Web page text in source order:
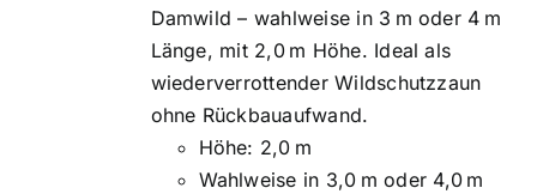
Damwild – wahlweise in 3 m oder 4 m
Länge, mit 2,0 m Höhe. Ideal als
wiederverrottender Wildschutzzaun
ohne Rückbauaufwand.
Höhe: 2,0 m
Wahlweise in 3,0 m oder 4,0 m